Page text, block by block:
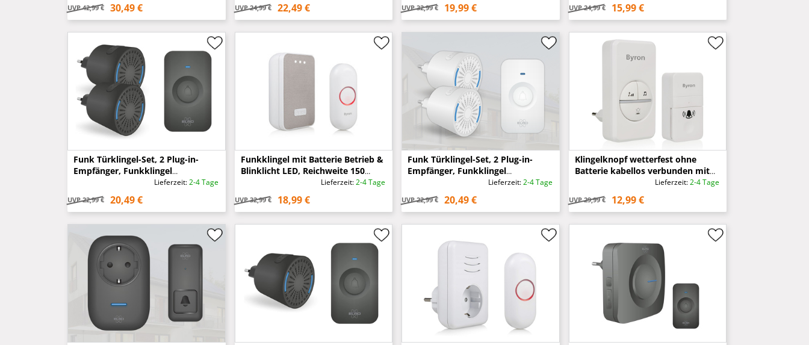
UVP 42,99 € 30,49 € UVP 24,99 € 22,49 € UVP 32,99 € 19,99 € UVP 24,99 € 15,99 €
Funk Türklingel-Set, 2 Plug-in-
Empfänger, Funkklingel
wetterfest, SchwarzLieferzeit:2-4 Tage
UVP 22,99 € 20,49 €
Funkklingel mit Batterie Betrieb &
Blinklicht LED, Reichweite 150
Lieferzeit:2-4 Tage
UVP 32,99 € 18,99 €
Funk Türklingel-Set, 2 Plug-in-
Empfänger, Funkklingel
Lieferzeit:2-4 Tage
UVP 22,99 € 20,49 €
Klingelknopf wetterfest ohne
Batterie kabellos verbunden mit
Steckdosen-FunkgongLieferzeit:2-4 Tage
UVP 29,99 € 12,99 €